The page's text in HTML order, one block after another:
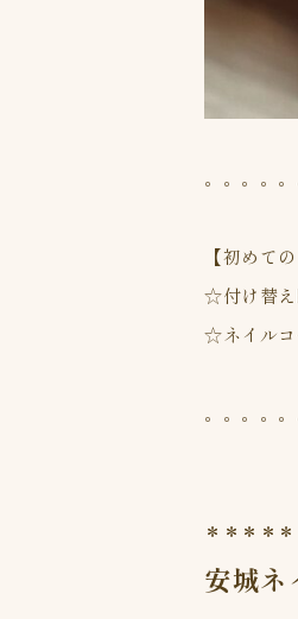
。。。。
【初めて
☆付け替え
☆ネイルコ
。。。。
＊＊＊＊
安城ネ